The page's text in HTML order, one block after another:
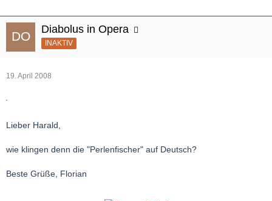
Diabolus in Opera
INAKTIV
19. April 2008
Lieber Harald,
wie klingen denn die "Perlenfischer" auf Deutsch?
Beste Grüße, Florian